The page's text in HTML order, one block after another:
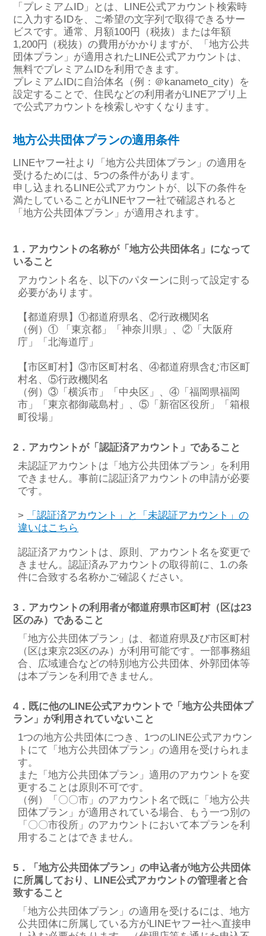
「プレミアムID」とは、LINE公式アカウント検索時
に入力するIDを、ご希望の文字列で取得できるサー
ビスです。通常、月額100円（税抜）または年額
1,200円（税抜）の費用がかかりますが、「地方公共
団体プラン」が適用されたLINE公式アカウントは、
無料でプレミアムIDを利用できます。
プレミアムIDに自治体名（例：＠kanameto_city）を
設定することで、住民などの利用者がLINEアプリ上
で公式アカウントを検索しやすくなります。
地方公共団体プランの適用条件
LINEヤフー社より「地方公共団体プラン」の適用を
受けるためには、5つの条件があります。
申し込まれるLINE公式アカウントが、以下の条件を
満たしていることがLINEヤフー社で確認されると
「地方公共団体プラン」が適用されます。
1．アカウントの名称が「地⽅公共団体名」になって
いること
アカウント名を、以下のパターンに則って設定する
必要があります。
【都道府県】①都道府県名、②⾏政機関名
（例）① 「東京都」「神奈川県」、②「⼤阪府
庁」「北海道庁」
【市区町村】③市区町村名、④都道府県含む市区町
村名、⑤⾏政機関名
（例）③「横浜市」「中央区」、④「福岡県福岡
市」「東京都御蔵島村」、⑤「新宿区役所」「箱根
町役場」
2．アカウントが「認証済アカウント」であること
未認証アカウントは「地方公共団体プラン」を利用
できません。事前に認証済アカウントの申請が必要
です。
>
「認証済アカウント」と「未認証アカウント」の
違いはこちら
認証済アカウントは、原則、アカウント名を変更で
きません。認証済みアカウントの取得前に、1.の条
件に合致する名称かご確認ください。
3．アカウントの利⽤者が都道府県市区町村（区は23
区のみ）であること
「地方公共団体プラン」は、都道府県及び市区町村
（区は東京23区のみ）が利用可能です。一部事務組
合、広域連合などの特別地方公共団体、外郭団体等
は本プランを利用できません。
4．既に他のLINE公式アカウントで「地方公共団体プ
ラン」が利⽤されていないこと
1つの地⽅公共団体につき、1つのLINE公式アカウン
トにて「地方公共団体プラン」の適用を受けられま
す。
また「地方公共団体プラン」適⽤のアカウントを変
更することは原則不可です。
（例）「〇〇市」のアカウント名で既に「地方公共
団体プラン」が適用されている場合、もう⼀つ別の
「〇〇市役所」のアカウントにおいて本プランを利
用することはできません。
5．「地方公共団体プラン」の申込者が地⽅公共団体
に所属しており、LINE公式アカウントの管理者と合
致すること
「地方公共団体プラン」の適用を受けるには、地⽅
公共団体に所属している⽅がLINEヤフー社へ直接申